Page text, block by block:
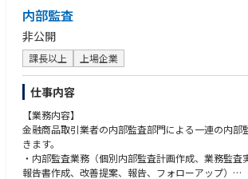
・ナレッジ管理：Notion
・PC：Mac / Windows
❚ メディア掲載・受賞実績
・日本経済新聞（2022/09/20）｜三井住友銀行の出
・Forbes JAPAN（2023/12/01）｜2024年注目の日
0選
・Forbes ASIA（2025/08/25）｜Asia 100 To Watch
・日経ビジネス（2025/03/05）｜AI与信・RBFによ
・PR TIMES（2026/04/09）｜Flex Capital 累計融
内部監査
非公開
課長以上 上場企業
仕事内容
【業務内容】
金融商品取引業者の内部監査部門による一連の内部
きます。
・内部監査業務（個別内部監査計画作成、業務監査
報告書作成、改善提案、報告、フォローアップ）